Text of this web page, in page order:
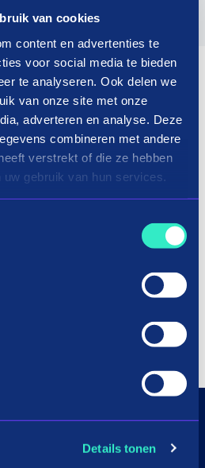
van cookies
content en advertenties te
voor social media te bieden
te analyseren. Ook delen we
van onze site met onze
adverteren en analyse. Deze
combineren met andere
verstrekt of die ze hebben
gebruik van hun services.
Details tonen